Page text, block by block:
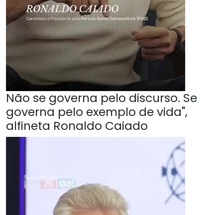
Não se governa pelo discurso. Se
governa pelo exemplo de vida",
alfineta Ronaldo Caiado